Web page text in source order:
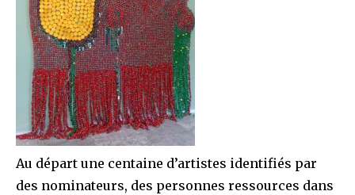
Au départ une centaine d’artistes identifiés par
des nominateurs, des personnes ressources dans